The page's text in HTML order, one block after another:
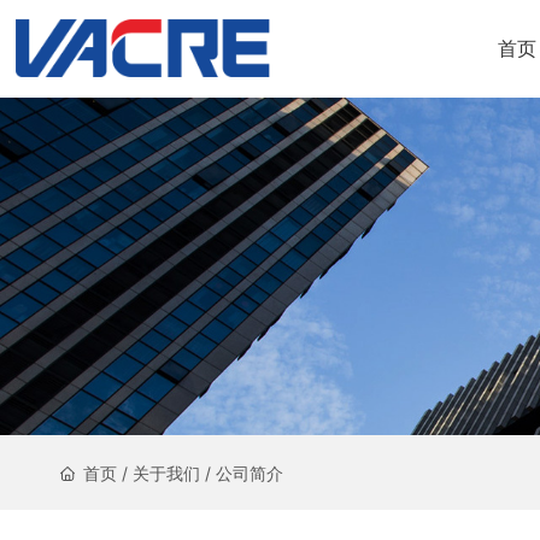
首页
首页 / 关于我们 /公司简介